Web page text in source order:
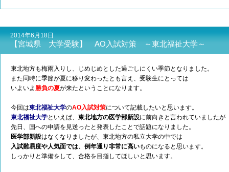
2014年6月18日
【宮城県 大学受験】 AO入試対策 ～東北福祉大学～
東北地方も梅雨入りし、じめじめとした過ごしにくい季節となりました。
また同時に季節が夏に移り変わったとも言え、受験生にとっては
いよいよ 勝負の夏が来たということになります。
今回は東北福祉大学のAO入試対策について記載したいと思います。
東北福祉大学といえば、 東北地方の医学部新設に前向きと言われていましたが
先日、国への申請を見送ったと発表したことで話題になりました。
医学部新設はなくなりましたが、東北地方の私立大学の中では
入試難易度や人気面では、例年通り非常に高いものになると思います。
しっかりと準備をして、合格を目指してほしいと思います。